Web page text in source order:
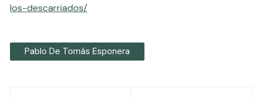
los-descarriados/
Pablo De Tomás Esponera